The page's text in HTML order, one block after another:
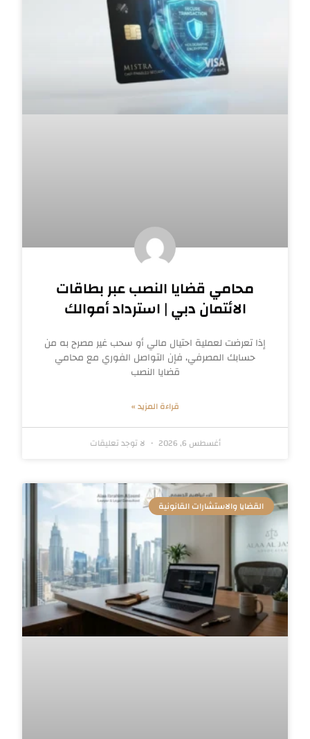
محامي قضايا النصب عبر بطاقات
الائتمان دبي | استرداد أموالك
إذا تعرضت لعملية احتيال مالي أو سحب غير مصرح به من
حسابك المصرفي، فإن التواصل الفوري مع محامي
قضايا النصب
قراءة المزيد »
أغسطس 6, 2026 لا توجد تعليقات
القضايا والاستشارات القانونية